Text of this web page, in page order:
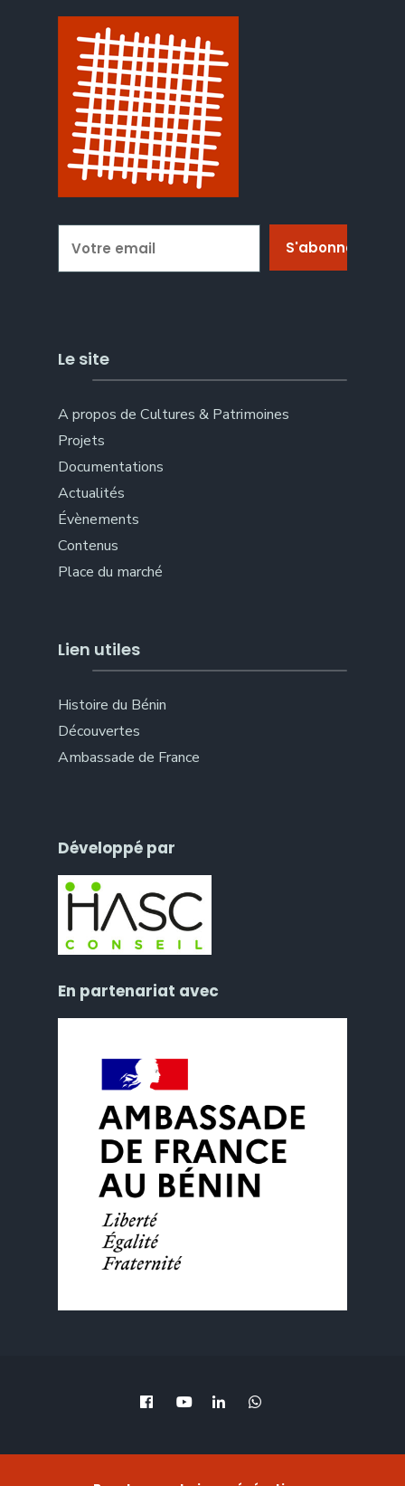
Le site
A propos de Cultures & Patrimoines
Projets
Documentations
Actualités
Évènements
Contenus
Place du marché
Lien utiles
Histoire du Bénin
Découvertes
Ambassade de France
Développé par
En partenariat avec